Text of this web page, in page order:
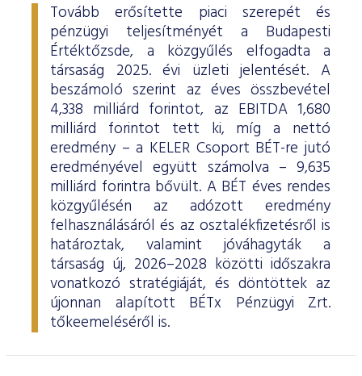
Tovább erősítette piaci szerepét és
pénzügyi teljesítményét a Budapesti
Értéktőzsde, a közgyűlés elfogadta a
társaság 2025. évi üzleti jelentését. A
beszámoló szerint az éves összbevétel
4,338 milliárd forintot, az EBITDA 1,680
milliárd forintot tett ki, míg a nettó
eredmény – a KELER Csoport BÉT-re jutó
eredményével együtt számolva – 9,635
milliárd forintra bővült. A BÉT éves rendes
közgyűlésén az adózott eredmény
felhasználásáról és az osztalékfizetésről is
határoztak, valamint jóváhagyták a
társaság új, 2026–2028 közötti időszakra
vonatkozó stratégiáját, és döntöttek az
újonnan alapított BÉTx Pénzügyi Zrt.
tőkeemeléséről is.